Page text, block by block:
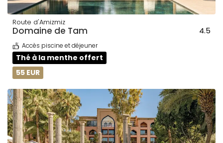
Route d'Amizmiz
Domaine de Tam 4.5
Accès piscine et déjeuner
Thé à la menthe offert
55 EUR